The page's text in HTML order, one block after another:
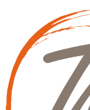
springen